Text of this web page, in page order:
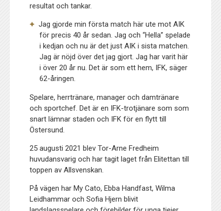
resultat och tankar.
Jag gjorde min första match här ute mot AIK
för precis 40 år sedan. Jag och “Hella” spelade
i kedjan och nu är det just AIK i sista matchen.
Jag är nöjd över det jag gjort. Jag har varit här
i över 20 år nu. Det är som ett hem, IFK, säger
62-åringen.
Spelare, herrtränare, manager och damtränare
och sportchef. Det är en IFK-trotjänare som som
snart lämnar staden och IFK för en flytt till
Östersund.
25 augusti 2021 blev Tor-Arne Fredheim
huvudansvarig och har tagit laget från Elitettan till
toppen av Allsvenskan.
På vägen har My Cato, Ebba Handfast, Wilma
Leidhammar och Sofia Hjern blivit